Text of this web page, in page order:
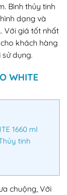
Bình thủy tinh
dạng và
Với giá tốt nhất
khách hàng
dụng.
WHITE
1660 ml
tinh
chuộng, Với